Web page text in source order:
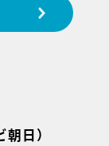
朝日）